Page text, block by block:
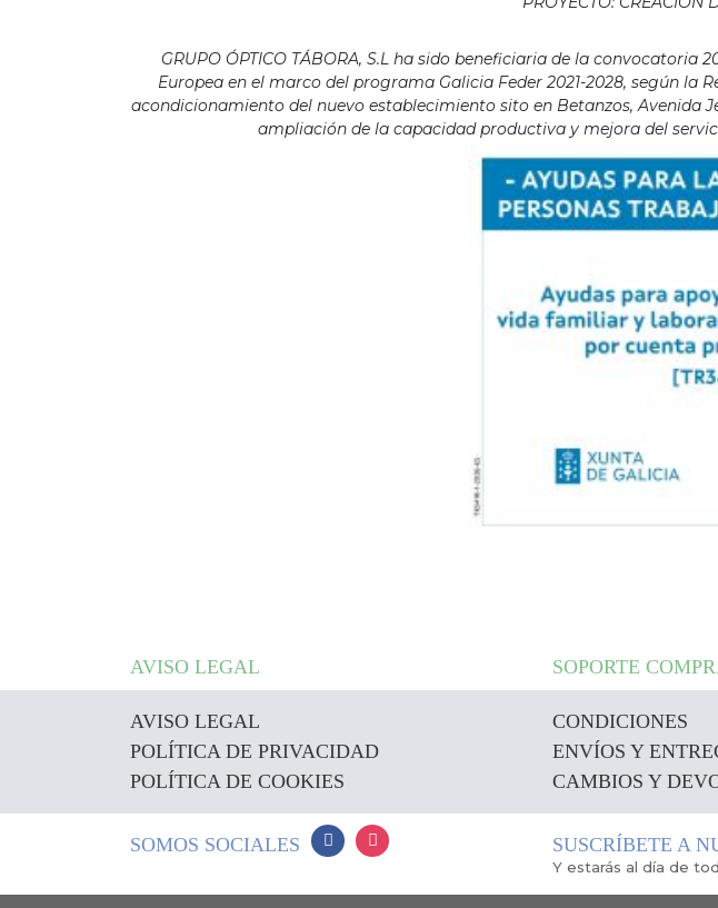
GRUPO ÓPTICO TÁBORA, S.L ha sido beneficiaria de la
Europea en el marco del programa Galicia Feder 2021-2028, según la
acondicionamiento del nuevo establecimiento sito en Betanzos, Avenida
ampliación de la capacidad productiva y mejora del
AVISO LEGAL SOPORTE
AVISO LEGAL
POLÍTICA DE PRIVACIDAD
POLÍTICA DE COOKIES
CONDICIONES
ENVÍOS Y
CAMBIOS Y
SOMOS SOCIALES SUSCRÍBETE A
Y estarás al día de